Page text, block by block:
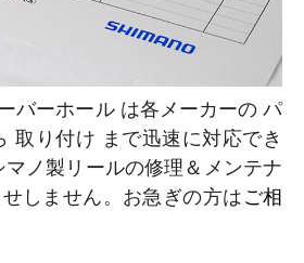
バーホール は各メーカーの パ
取り付け まで迅速に対応でき
マノ製リールの修理＆メンテナ
しません。お急ぎの方はご相